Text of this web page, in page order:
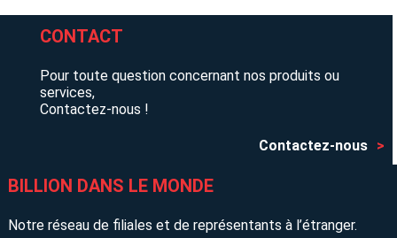
CONTACT
Pour toute question concernant nos produits ou
services,
Contactez-nous !
Contactez-nous
BILLION DANS LE MONDE
Notre réseau de filiales et de représentants à l’étranger.